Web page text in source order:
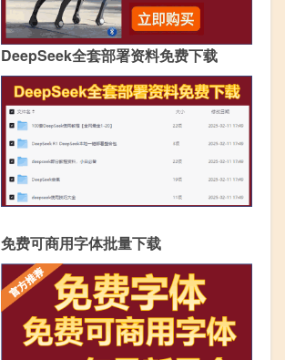
DeepSeek全套部署资料免费下载
免费可商用字体批量下载